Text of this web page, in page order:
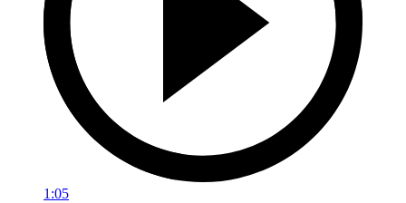
1:05